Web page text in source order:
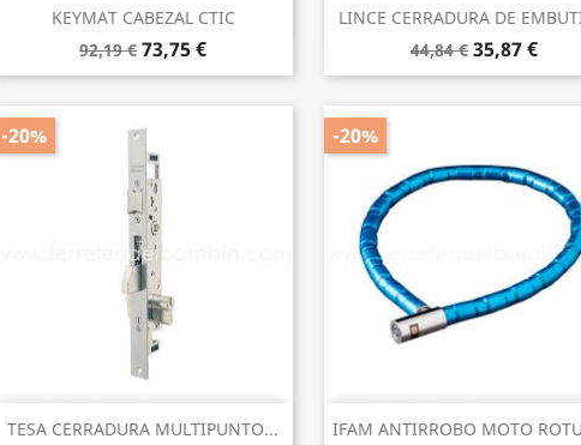
KEYMAT CABEZAL CTIC
92,19 € 73,75 €
Vista rápida
LINCE CERRADURA DE
44,84 € 35,87 €
Vista rápida
TESA CERRADURA MULTIPUNTO...
-20%
Vista rápida
IFAM ANTIRROBO MOTO
-20%
Vista rápida